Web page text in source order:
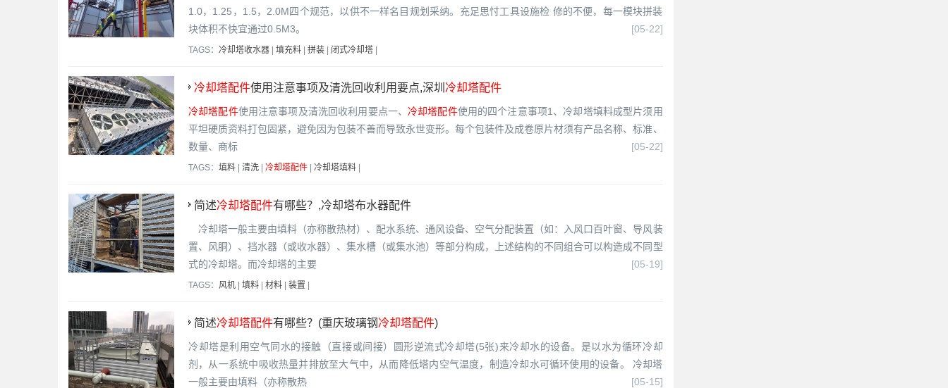
1.0，1.25，1.5，2.0M四个规范，以供不一样名目规划采纳。充足思忖工具设施检 修的不便，每一模块拼装
块体积不快宜通过0.5M3。
[05-22]
TAGS： 冷却塔收水器 | 填充料 | 拼装 | 闭式冷却塔 |
冷却塔配件使用注意事项及清洗回收利用要点,深圳 冷却塔配件
冷却塔配件使用注意事项及清洗回收利用要点一、冷却塔配件使用的四个注意事项1、冷却塔填料成型片须用
平坦硬质资料打包固紧，避免因为包装不善而导致永世变形。每个包装件及成卷原片材须有产品名称、标准、
数量、商标
[05-22]
TAGS： 填料 | 清洗 | 冷却塔配件 | 冷却塔填料 |
简述冷却塔配件有哪些？,冷却塔布水器配件
​ 冷却塔一般主要由填料（亦称散热材）、配水系统、通风设备、空气分配装置（如：入风口百叶窗、导风装
置、风胴）、挡水器（或收水器）、集水槽（或集水池）等部分构成，上述结构的不同组合可以构造成不同型
式的冷却塔。而冷却塔的主要
[05-19]
TAGS： 风机 | 填料 | 材料 | 装置 |
简述冷却塔配件有哪些？(重庆玻璃钢 冷却塔配件)
冷却塔是利用空气同水的接触（直接或间接）圆形逆流式冷却塔(5张)来冷却水的设备。是以水为循环冷却
剂，从一系统中吸收热量并排放至大气中，从而降低塔内空气温度，制造冷却水可循环使用的设备。 冷却塔
一般主要由填料（亦称散热
[05-15]